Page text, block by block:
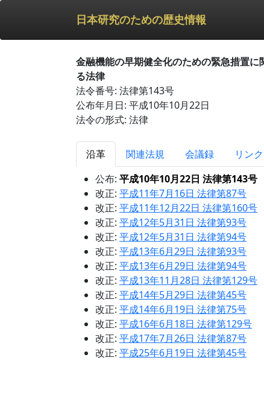
日本研究のための歴史情報
金融機能の早期健全化のための緊急措置に
る法律
法令番号: 法律第143号
公布年月日: 平成10年10月22日
法令の形式: 法律
沿革 関連法規 会議録
リンク
公布: 平成10年10月22日 法律第143号
改正: 平成11年7月16日 法律第87号
改正: 平成11年12月22日 法律第160号
改正: 平成12年5月31日 法律第93号
改正: 平成12年5月31日 法律第94号
改正: 平成13年6月29日 法律第93号
改正: 平成13年6月29日 法律第94号
改正: 平成13年11月28日 法律第129号
改正: 平成14年5月29日 法律第45号
改正: 平成14年6月19日 法律第75号
改正: 平成16年6月18日 法律第129号
改正: 平成17年7月26日 法律第87号
改正: 平成25年6月19日 法律第45号